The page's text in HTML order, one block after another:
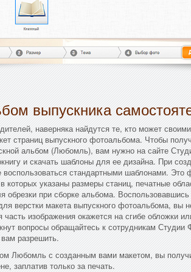
выпускника
наверняка найдутся те, кто может
страниц выпускного фотоальбома. Чтобы
альбом (Любомль), вам нужно на сайте
и скачать шаблоны для ее дизайна. При
воспользоваться стандартными шаблонами.
которых указаны размеры станиц, печатные
обрезки при сборке альбома. Воспользовавшись
верстки макета выпускного фотоальбома, вы
изображения окажется на сгибе обложки
вопросы обращайтесь к сотрудникам Студии
разрешить.
Любомль с созданным вами макетом, вы
заплатив только за печать.